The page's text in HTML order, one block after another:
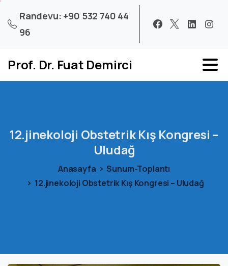
Randevu: +90 532 740 44
96
Prof. Dr. Fuat Demirci
12.jinekoloji Obstetrik Kış Kongresi –
Uludağ
Anasayfa
Sunum-Toplantı
12.jinekoloji Obstetrik Kış Kongresi – Uludağ